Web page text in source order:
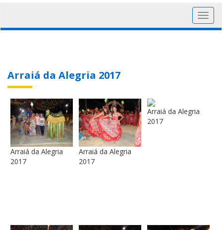
Arraiá da Alegria 2017
Arraiá da Alegria
2017
Arraiá da Alegria
2017
Arraiá da Alegria
2017